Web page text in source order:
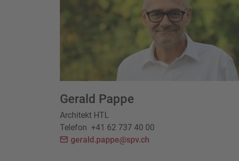
Gerald Pappe
Architekt HTL
Telefon +41 62 737 40 00
gerald.pappe@spv.ch